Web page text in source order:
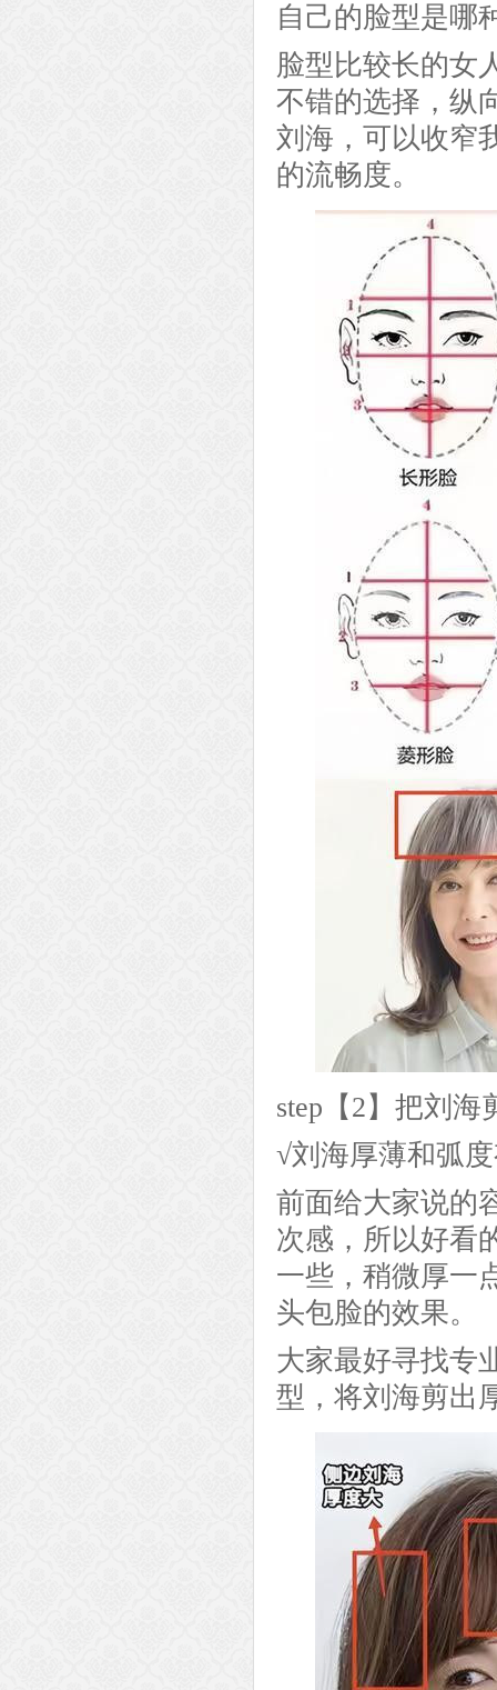
自己的脸型是哪
脸型比较长的女
不错的选择，纵
刘海，可以收窄
的流畅度。
step【2】把刘
√刘海厚薄和弧
前面给大家说的
次感，所以好看
一些，稍微厚一
头包脸的效果。
大家最好寻找专
型，将刘海剪出